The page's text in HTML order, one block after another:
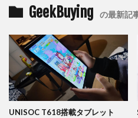
GeekBuying の最新記
UNISOC T618搭載タブレット